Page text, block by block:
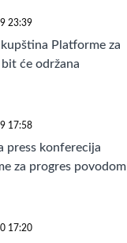
23:39
Platforme za
će održana
17:58
press konferecija
za progres povodom
17:20